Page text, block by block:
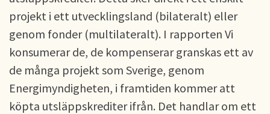
projekt i ett utvecklingsland (bilateralt) eller
genom fonder (multilateralt). I rapporten Vi
konsumerar de, de kompenserar granskas ett av
de många projekt som Sverige, genom
Energimyndigheten, i framtiden kommer att
köpta utsläppskrediter ifrån. Det handlar om ett